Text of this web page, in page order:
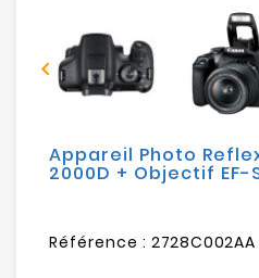
Mobilités

Appareil Photo
2000D + Objectif EF-
Référence : 2728C002AA